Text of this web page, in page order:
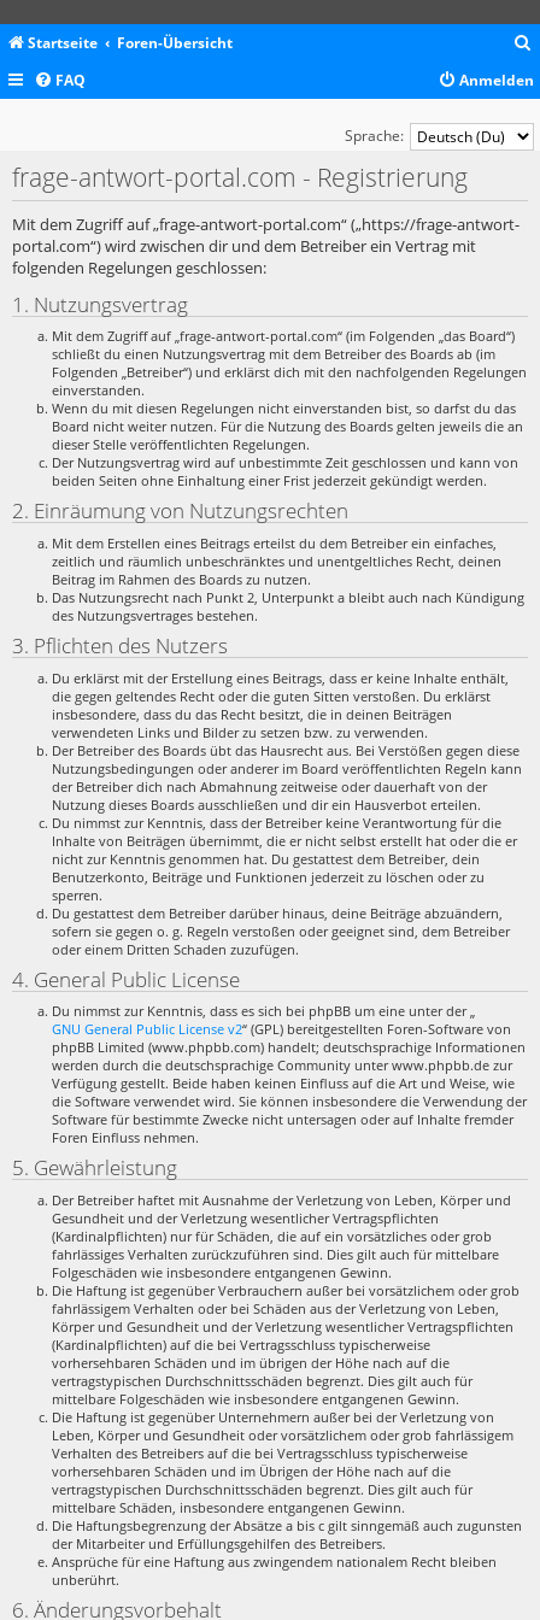
Startseite Foren-Übersicht
c
FAQ Anmelden
Sprache:
frage-antwort-portal.com - Registrierung
Mit dem Zugriff auf „frage-antwort-portal.com“ („https://frage-antwort-
portal.com“) wird zwischen dir und dem Betreiber ein Vertrag mit
folgenden Regelungen geschlossen:
1. Nutzungsvertrag
Mit dem Zugriff auf „frage-antwort-portal.com“ (im Folgenden „das Board“)
schließt du einen Nutzungsvertrag mit dem Betreiber des Boards ab (im
Folgenden „Betreiber“) und erklärst dich mit den nachfolgenden Regelungen
einverstanden.
Wenn du mit diesen Regelungen nicht einverstanden bist, so darfst du das
Board nicht weiter nutzen. Für die Nutzung des Boards gelten jeweils die an
dieser Stelle veröffentlichten Regelungen.
Der Nutzungsvertrag wird auf unbestimmte Zeit geschlossen und kann von
beiden Seiten ohne Einhaltung einer Frist jederzeit gekündigt werden.
2. Einräumung von Nutzungsrechten
Mit dem Erstellen eines Beitrags erteilst du dem Betreiber ein einfaches,
zeitlich und räumlich unbeschränktes und unentgeltliches Recht, deinen
Beitrag im Rahmen des Boards zu nutzen.
Das Nutzungsrecht nach Punkt 2, Unterpunkt a bleibt auch nach Kündigung
des Nutzungsvertrages bestehen.
3. Pflichten des Nutzers
Du erklärst mit der Erstellung eines Beitrags, dass er keine Inhalte enthält,
die gegen geltendes Recht oder die guten Sitten verstoßen. Du erklärst
insbesondere, dass du das Recht besitzt, die in deinen Beiträgen
verwendeten Links und Bilder zu setzen bzw. zu verwenden.
Der Betreiber des Boards übt das Hausrecht aus. Bei Verstößen gegen diese
Nutzungsbedingungen oder anderer im Board veröffentlichten Regeln kann
der Betreiber dich nach Abmahnung zeitweise oder dauerhaft von der
Nutzung dieses Boards ausschließen und dir ein Hausverbot erteilen.
Du nimmst zur Kenntnis, dass der Betreiber keine Verantwortung für die
Inhalte von Beiträgen übernimmt, die er nicht selbst erstellt hat oder die er
nicht zur Kenntnis genommen hat. Du gestattest dem Betreiber, dein
Benutzerkonto, Beiträge und Funktionen jederzeit zu löschen oder zu
sperren.
Du gestattest dem Betreiber darüber hinaus, deine Beiträge abzuändern,
sofern sie gegen o. g. Regeln verstoßen oder geeignet sind, dem Betreiber
oder einem Dritten Schaden zuzufügen.
4. General Public License
Du nimmst zur Kenntnis, dass es sich bei phpBB um eine unter der „
GNU General Public License v2“ (GPL) bereitgestellten Foren-Software von
phpBB Limited (www.phpbb.com) handelt; deutschsprachige Informationen
werden durch die deutschsprachige Community unter www.phpbb.de zur
Verfügung gestellt. Beide haben keinen Einfluss auf die Art und Weise, wie
die Software verwendet wird. Sie können insbesondere die Verwendung der
Software für bestimmte Zwecke nicht untersagen oder auf Inhalte fremder
Foren Einfluss nehmen.
5. Gewährleistung
Der Betreiber haftet mit Ausnahme der Verletzung von Leben, Körper und
Gesundheit und der Verletzung wesentlicher Vertragspflichten
(Kardinalpflichten) nur für Schäden, die auf ein vorsätzliches oder grob
fahrlässiges Verhalten zurückzuführen sind. Dies gilt auch für mittelbare
Folgeschäden wie insbesondere entgangenen Gewinn.
Die Haftung ist gegenüber Verbrauchern außer bei vorsätzlichem oder grob
fahrlässigem Verhalten oder bei Schäden aus der Verletzung von Leben,
Körper und Gesundheit und der Verletzung wesentlicher Vertragspflichten
(Kardinalpflichten) auf die bei Vertragsschluss typischerweise
vorhersehbaren Schäden und im übrigen der Höhe nach auf die
vertragstypischen Durchschnittsschäden begrenzt. Dies gilt auch für
mittelbare Folgeschäden wie insbesondere entgangenen Gewinn.
Die Haftung ist gegenüber Unternehmern außer bei der Verletzung von
Leben, Körper und Gesundheit oder vorsätzlichem oder grob fahrlässigem
Verhalten des Betreibers auf die bei Vertragsschluss typischerweise
vorhersehbaren Schäden und im Übrigen der Höhe nach auf die
vertragstypischen Durchschnittsschäden begrenzt. Dies gilt auch für
mittelbare Schäden, insbesondere entgangenen Gewinn.
Die Haftungsbegrenzung der Absätze a bis c gilt sinngemäß auch zugunsten
der Mitarbeiter und Erfüllungsgehilfen des Betreibers.
Ansprüche für eine Haftung aus zwingendem nationalem Recht bleiben
unberührt.
6. Änderungsvorbehalt